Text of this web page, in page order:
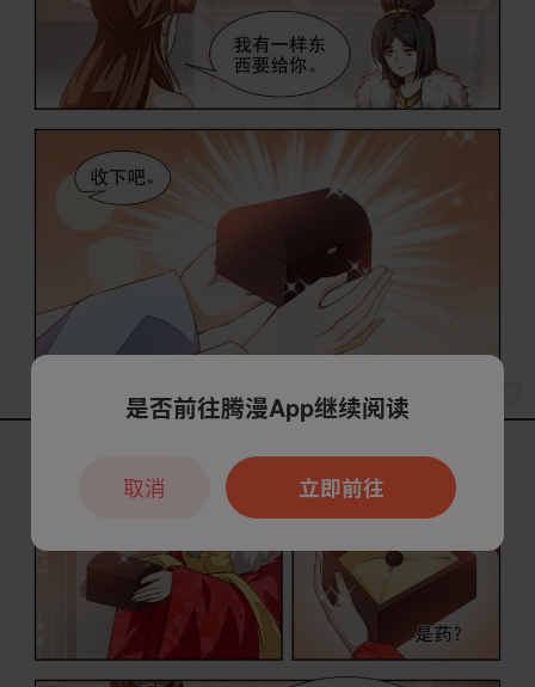
是否前往腾漫App继续阅读
立即前往
取消